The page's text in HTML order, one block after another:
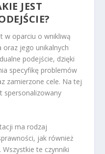
JEST
w oparciu o wnikliwą
jego unikalnych
podejście, dzięki
specyfikę problemów
zamierzone cele. Na tej
spersonalizowany
ma rodzaj
jak również
te czynniki